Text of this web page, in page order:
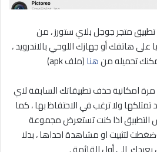
متجر جوجل بلاي ستورز ، من
على هاتفك أو جهازك اللوحي بالاندرويد ،
تحميله منهنا(ملف apk)
مرة امكانية حذف تطبيقاتك السابقة لاي
ولا ترغب في الاحتفاظ بها ، كما
اذا كنت تستعرض مجموعة
لتثبيت او مشاهدة احداها ، بدلا